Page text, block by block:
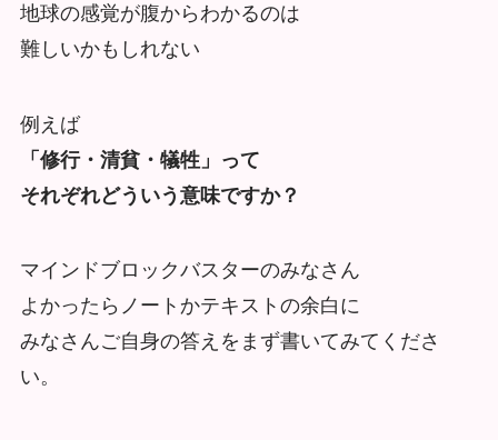
地球の感覚が腹からわかるのは
難しいかもしれない
例えば
「修行・清貧・犠牲」って
それぞれどういう意味ですか？
マインドブロックバスターのみなさん
よかったらノートかテキストの余白に
みなさんご自身の答えをまず書いてみてくださ
い。